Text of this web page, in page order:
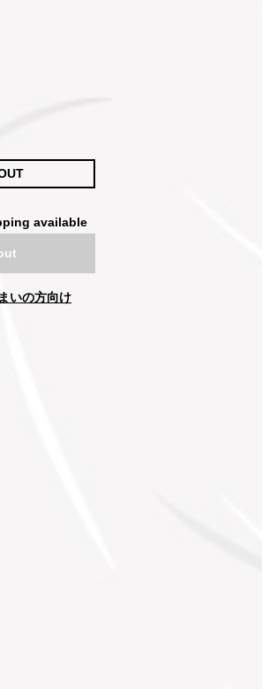
available
いの方向け